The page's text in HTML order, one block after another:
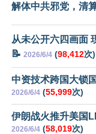
解体中共邪党，清
从未公开六四画面
📝 2026/6/4 (98,412次)
中资技术跨国大锁
2026/6/4 (55,999次)
伊朗战火推升美国
2026/6/4 (58,019次)